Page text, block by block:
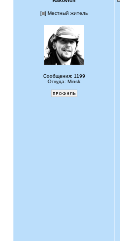
[ ] Местный житель
Сообщения: 1199
Откуда: Minsk